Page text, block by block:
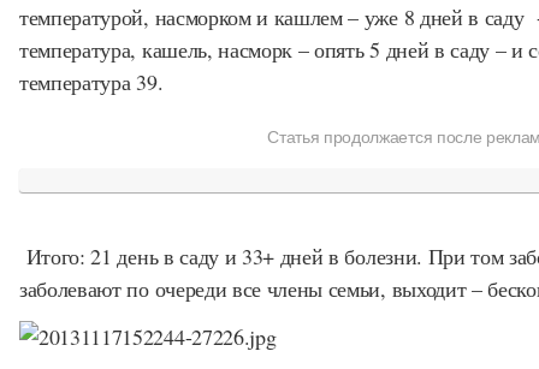
температурой, насморком и кашлем – уже 8 дней в саду
температура, кашель, насморк – опять 5 дней в саду – и
температура 39.
Статья продолжается после
Итого: 21 день в саду и 33+ дней в болезни. При том
заболевают по очереди все члены семьи, выходит –